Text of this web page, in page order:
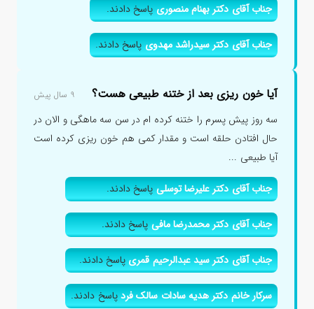
جناب آقای دکتر بهنام منصوریپاسخ دادند.
جناب آقای دکتر سیدراشد مهدویپاسخ دادند.
آیا خون ریزی بعد از ختنه طبیعی هست؟ ۹ سال پیش
سه روز پیش پسرم را ختنه کرده ام در سن سه ماهگی و الان در
حال افتادن حلقه است و مقدار کمی هم خون ریزی کرده است
آیا طبیعی ...
جناب آقای دکتر علیرضا توسلیپاسخ دادند.
جناب آقای دکتر محمدرضا مافیپاسخ دادند.
جناب آقای دکتر سید عبدالرحیم قمریپاسخ دادند.
سرکار خانم دکتر هدیه سادات سالک فردپاسخ دادند.